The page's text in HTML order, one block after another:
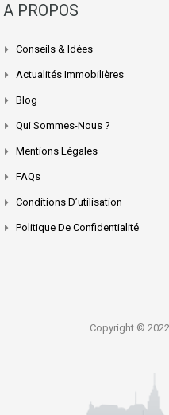
A PROPOS
Conseils & Idées
Actualités Immobilières
Blog
Qui Sommes-Nous ?
Mentions Légales
FAQs
Conditions D’utilisation
Politique De Confidentialité
Copyright ©